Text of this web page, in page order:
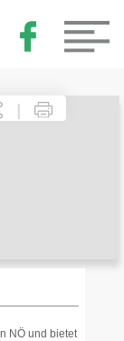
|
NÖ und bietet